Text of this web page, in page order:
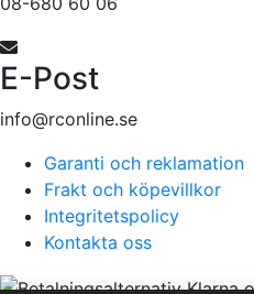
E-Post
info@rconline.se
Garanti och reklamation
Frakt och köpevillkor
Integritetspolicy
Kontakta oss